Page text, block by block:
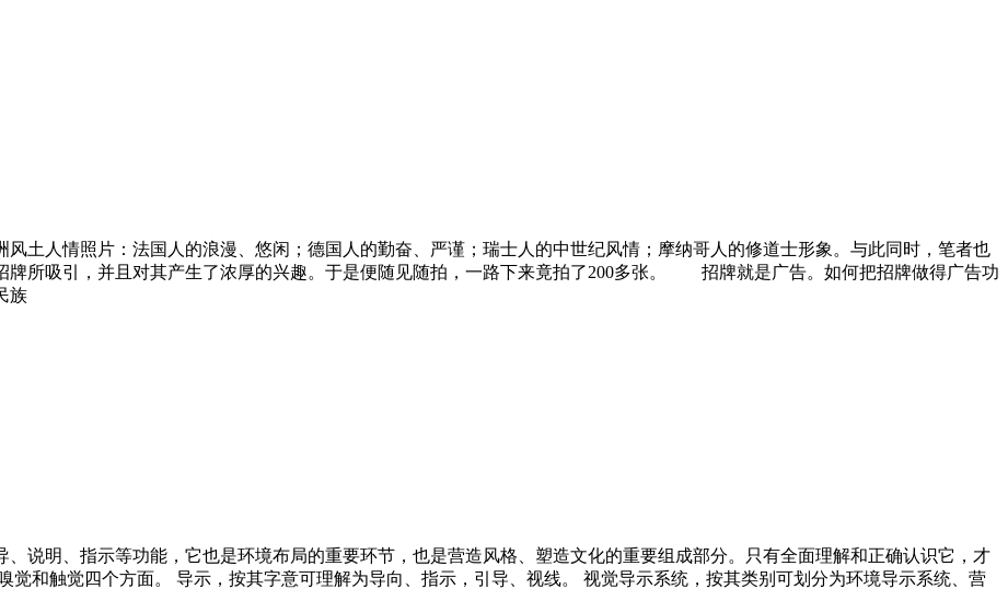
土人情照片：法国人的浪漫、悠闲；德国人的勤奋、严谨；瑞士人的中世纪风情；摩纳哥人的修道士形象。与此同时，笔者也
牌所吸引，并且对其产生了浓厚的兴趣。于是便随见随拍，一路下来竟拍了200多张。 招牌就是广告。如何把招牌做得广告功
族
说明、指示等功能，它也是环境布局的重要环节，也是营造风格、塑造文化的重要组成部分。只有全面理解和正确认识它，才
觉和触觉四个方面。 导示，按其字意可理解为导向、指示，引导、视线。 视觉导示系统，按其类别可划分为环境导示系统、营